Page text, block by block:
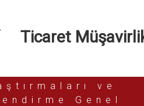
Ticaret
ve
Genel